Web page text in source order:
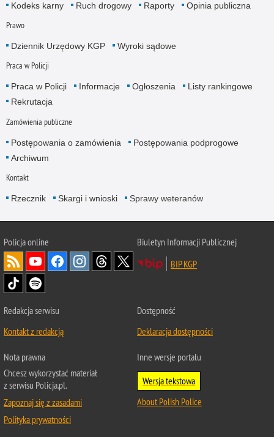
Kodeks karny
Ruch drogowy Raporty Opinia publiczna
Prawo
Dziennik Urzędowy KGP Wyroki sądowe
Praca w Policji
Praca w Policji Informacje Ogłoszenia
Listy rankingowe
Rekrutacja
Zamówienia publiczne
Postępowania o zamówienia
Postępowania podprogowe
Archiwum
Kontakt
Rzecznik Skargi i wnioski Sprawy weteranów
Policjaonline
Biuletyn Informacji Publicznej
BIP KGP
Redakcja serwisu
Kontakt z redakcją
Dostępność
Deklaracja dostępności
Nota prawna
Chcesz wykorzystać materiał
z serwisu Policja.pl.
Zapoznaj się z zasadami
Polityka prywatności
Inne wersje portalu
Wersja tekstowa
About Polish Police